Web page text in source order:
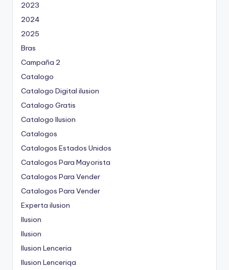
2023
2024
2025
Bras
Campaña 2
Catalogo
Catalogo Digital ilusion
Catalogo Gratis
Catalogo Ilusion
Catalogos
Catalogos Estados Unidos
Catalogos Para Mayorista
Catalogos Para Vender
Catalogos Para Vender
Experta ilusion
Ilusion
Ilusion
Ilusion Lenceria
Ilusion Lenceriqa